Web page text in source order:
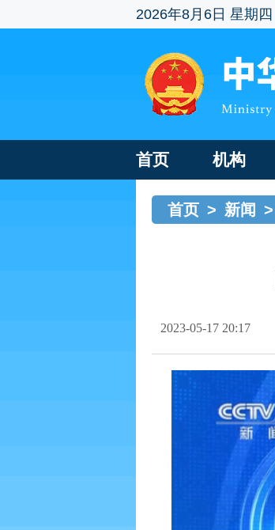
2026年8月6日 星期四
首页 机构
首页 > 新闻 >
2023-05-17 20:17